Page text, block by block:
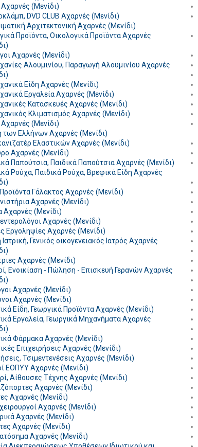
Αχαρνές (Μενίδι)
DVD CLUB Αχαρνές (Μενίδι)
Αρχιτεκτονική Αχαρνές (Μενίδι)
Προϊόντα, Οικολογικά Προϊόντα Αχαρνές
Αχαρνές (Μενίδι)
Αλουμινίου, Παραγωγή Αλουμινίου Αχαρνές
Είδη Αχαρνές (Μενίδι)
Εργαλεία Αχαρνές (Μενίδι)
Κατασκευές Αχαρνές (Μενίδι)
Κλιματισμός Αχαρνές (Μενίδι)
Αχαρνές (Μενίδι)
των Ελλήνων Αχαρνές (Μενίδι)
Ελαστικών Αχαρνές (Μενίδι)
Αχαρνές (Μενίδι)
Παπούτσια, Παιδικά Παπούτσια Αχαρνές (Μενίδι)
Ρούχα, Παιδικά Ρούχα, Βρεφικά Είδη Αχαρνές
Γάλακτος Αχαρνές (Μενίδι)
Αχαρνές (Μενίδι)
Αχαρνές (Μενίδι)
Αχαρνές (Μενίδι)
Εργοληψίες Αχαρνές (Μενίδι)
Ιατρική, Γενικός οικογενειακός Ιατρός Αχαρνές
Αχαρνές (Μενίδι)
Ενοικίαση - Πώληση - Επισκευή Γερανών Αχαρνές
Αχαρνές (Μενίδι)
Αχαρνές (Μενίδι)
Είδη, Γεωργικά Προϊόντα Αχαρνές (Μενίδι)
Εργαλεία, Γεωργικά Μηχανήματα Αχαρνές
Φάρμακα Αχαρνές (Μενίδι)
Επιχειρήσεις Αχαρνές (Μενίδι)
Τσιμεντενέσεις Αχαρνές (Μενίδι)
ΕΟΠΥΥ Αχαρνές (Μενίδι)
Αίθουσες Τέχνης Αχαρνές (Μενίδι)
Αχαρνές (Μενίδι)
Αχαρνές (Μενίδι)
Αχαρνές (Μενίδι)
Αχαρνές (Μενίδι)
Αχαρνές (Μενίδι)
Αχαρνές (Μενίδι)